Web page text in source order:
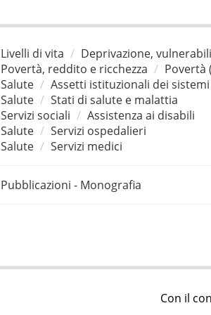
Livelli di vita
Deprivazione,
Povertà, reddito e ricchezza
Povertà
Salute
Assetti istituzionali dei
Salute
Stati di salute e malattia
Servizi sociali
Assistenza ai disabili
Salute
Servizi ospedalieri
Salute
Servizi medici
Pubblicazioni - Monografia
Con il